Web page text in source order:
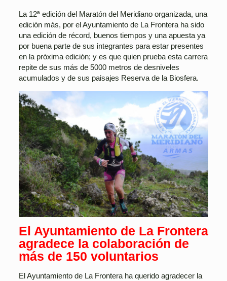
La 12ª edición del Maratón del Meridiano organizada, una
edición más, por el Ayuntamiento de La Frontera ha sido
una edición de récord, buenos tiempos y una apuesta ya
por buena parte de sus integrantes para estar presentes
en la próxima edición; y es que quien prueba esta carrera
repite de sus más de 5000 metros de desniveles
acumulados y de sus paisajes Reserva de la Biosfera.
El Ayuntamiento de La Frontera
agradece la colaboración de
más de 150 voluntarios
El Ayuntamiento de La Frontera ha querido agradecer la